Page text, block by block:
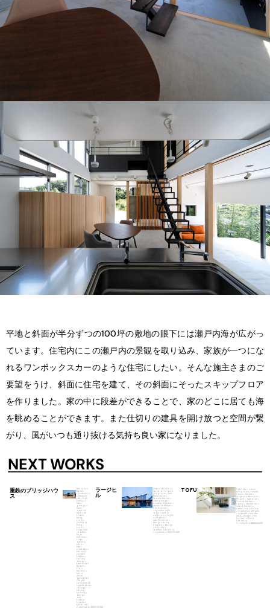
平地と斜面が半分ずつの100坪の敷地の眼下には瀬戸内海が広がっ
ています。住宅内にこの瀬戸内の景観を取り込み、家族が一つにな
れるワンボックスカーのような住宅にしたい。そんな施主さまのご
要望をうけ、斜面に住宅を建て、その斜面にそったスキップフロア
を作りました。家の中に段差ができることで、家のどこに居ても海
を眺めることができます。また仕切りの建具を開け放つと空間が繋
がり、風がいつも通り抜ける気持ち良い家になりました。
NEXT WORKS
重鉄のブリッジハウ
ス
Heavy iron
Ramen
construction
+ Stepped
site + High
ceiling +
Inner
garage +
Semi-
open-air
bath + 45
tatami
living
room +
2nd floor
living
room +
Large bike
+ Earthen
floor
entrance +
Large
opening
sash +
Steel
staircase +
Island V-
shaped
kitchen +
Factory
design +
Exterior wall
Asrock +
Floor
heating +
Solar
power
generation
+ Highly
confidential
specifications
+ Energy-
saving
housing+
design:
arch
factory
Toshihiro
Sakotani/
Construction:TAISHOGUMI
ラージヒ
ル
One-story style +
Japanese-style
room + built-in
energy-saving
Construction:TAISHOGUMI
TOFU
Hotel-like + atrium
living room + simple
house + terrace +
large wooden span +
RC wall + approach +
laundry terrace +
sauna + steel stairs +
island kitchen +
pantry + wood stove
+ coexistence with pets
+ space that creates
wind+ design: arch
factory Toshihiro
Sakotani/
Construction:TAISHOGUMI